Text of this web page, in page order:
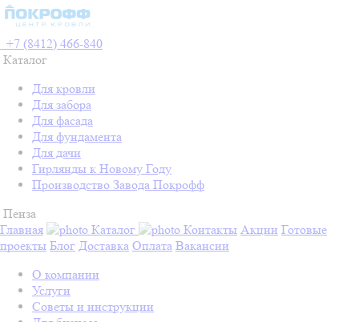
+7 (8412) 466-840
Каталог
Для кровли
Для забора
Для фасада
Для фундамента
Для дачи
Гирлянды к Новому Году
Производство Завода Покрофф
Пенза
Главная
Каталог Контакты Акции Готовые
проекты Блог Доставка Оплата Вакансии
О компании
Услуги
Советы и инструкции